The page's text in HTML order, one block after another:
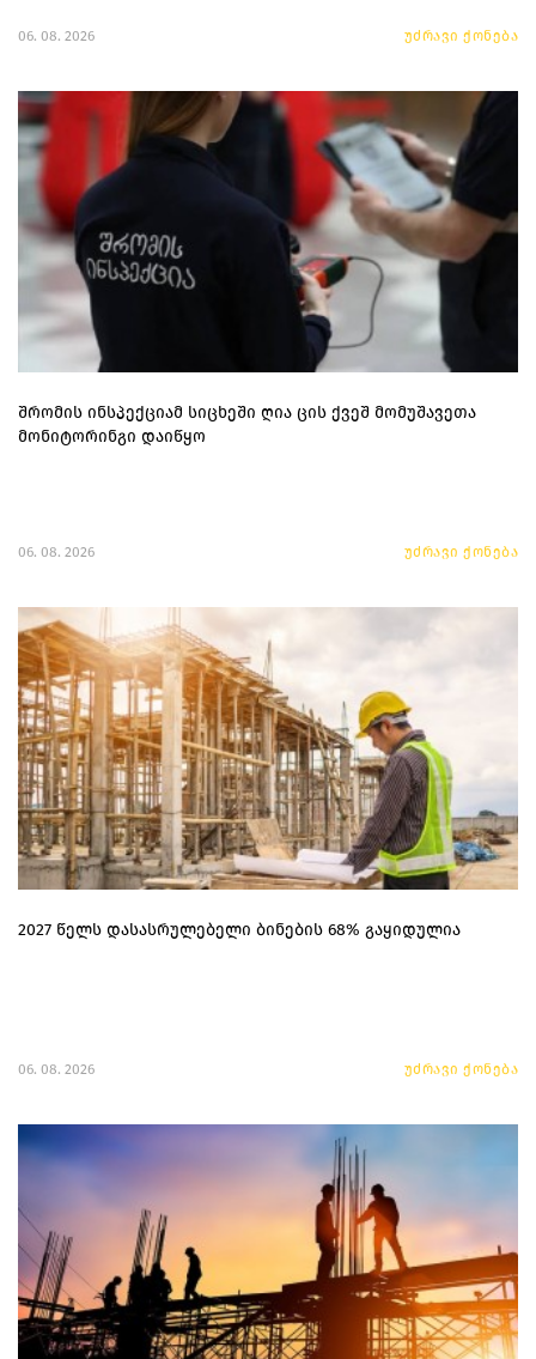
06. 08. 2026 უძრავი ქონება
შრომის ინსპექციამ სიცხეში ღია ცის ქვეშ მომუშავეთა
მონიტორინგი დაიწყო
06. 08. 2026 უძრავი ქონება
2027 წელს დასასრულებელი ბინების 68% გაყიდულია
06. 08. 2026 უძრავი ქონება